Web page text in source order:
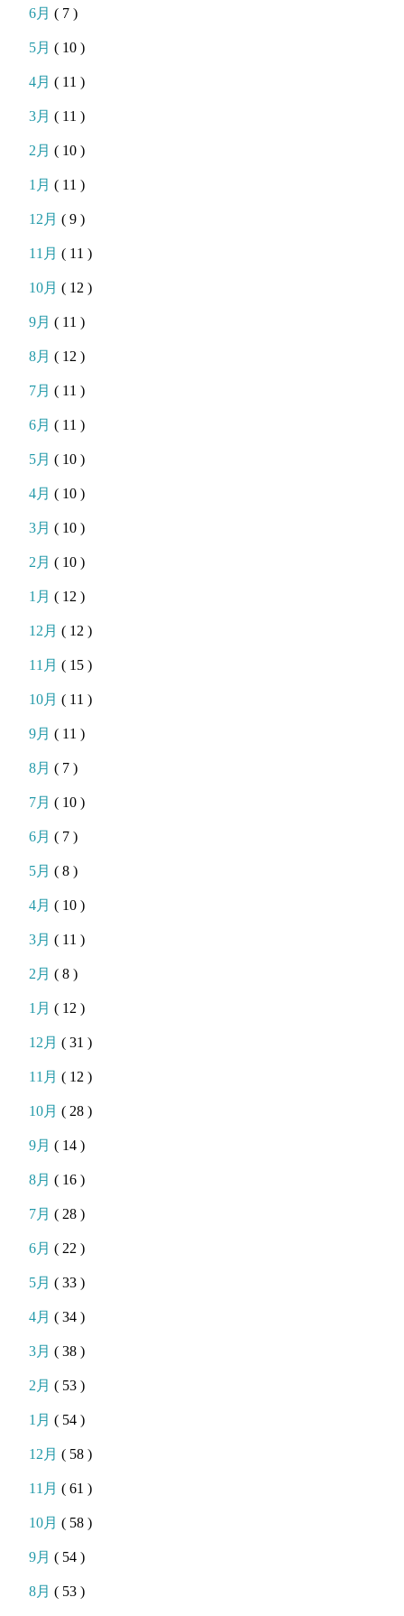
6月( 7 )
5月( 10 )
4月( 11 )
3月( 11 )
2月( 10 )
1月( 11 )
12月( 9 )
11月( 11 )
10月( 12 )
9月( 11 )
8月( 12 )
7月( 11 )
6月( 11 )
5月( 10 )
4月( 10 )
3月( 10 )
2月( 10 )
1月( 12 )
12月( 12 )
11月( 15 )
10月( 11 )
9月( 11 )
8月( 7 )
7月( 10 )
6月( 7 )
5月( 8 )
4月( 10 )
3月( 11 )
2月( 8 )
1月( 12 )
12月( 31 )
11月( 12 )
10月( 28 )
9月( 14 )
8月( 16 )
7月( 28 )
6月( 22 )
5月( 33 )
4月( 34 )
3月( 38 )
2月( 53 )
1月( 54 )
12月( 58 )
11月( 61 )
10月( 58 )
9月( 54 )
8月( 53 )